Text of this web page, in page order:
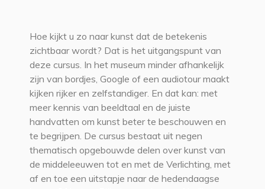
Hoe kijkt u zo naar kunst dat de betekenis
zichtbaar wordt? Dat is het uitgangspunt van
deze cursus. In het museum minder afhankelijk
zijn van bordjes, Google of een audiotour maakt
kijken rijker en zelfstandiger. En dat kan: met
meer kennis van beeldtaal en de juiste
handvatten om kunst beter te beschouwen en
te begrijpen. De cursus bestaat uit negen
thematisch opgebouwde delen over kunst van
de middeleeuwen tot en met de Verlichting, met
af en toe een uitstapje naar de hedendaagse